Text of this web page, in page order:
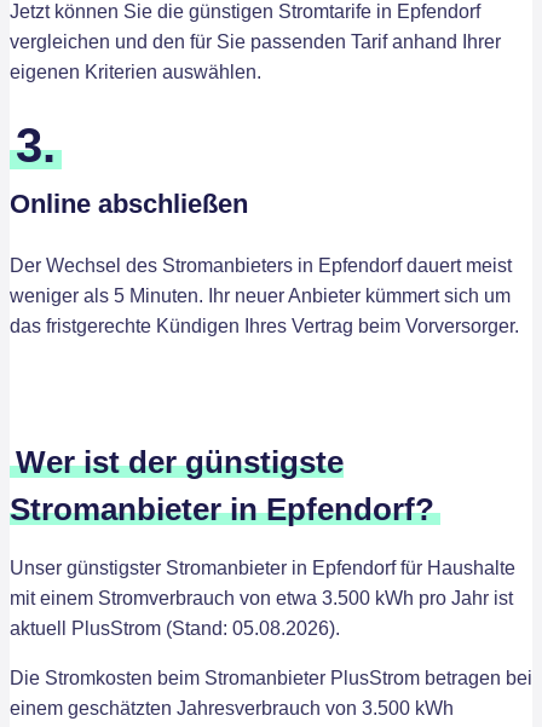
Jetzt können Sie die günstigen Stromtarife in Epfendorf
vergleichen und den für Sie passenden Tarif anhand Ihrer
eigenen Kriterien auswählen.
3.
Online abschließen
Der Wechsel des Stromanbieters in Epfendorf dauert meist
weniger als 5 Minuten. Ihr neuer Anbieter kümmert sich um
das fristgerechte Kündigen Ihres Vertrag beim Vorversorger.
Wer ist der günstigste
Stromanbieter in Epfendorf?
Unser günstigster Stromanbieter in Epfendorf für Haushalte
mit einem Stromverbrauch von etwa 3.500 kWh pro Jahr ist
aktuell PlusStrom (Stand: 05.08.2026).
Die Stromkosten beim Stromanbieter PlusStrom betragen bei
einem geschätzten Jahresverbrauch von 3.500 kWh